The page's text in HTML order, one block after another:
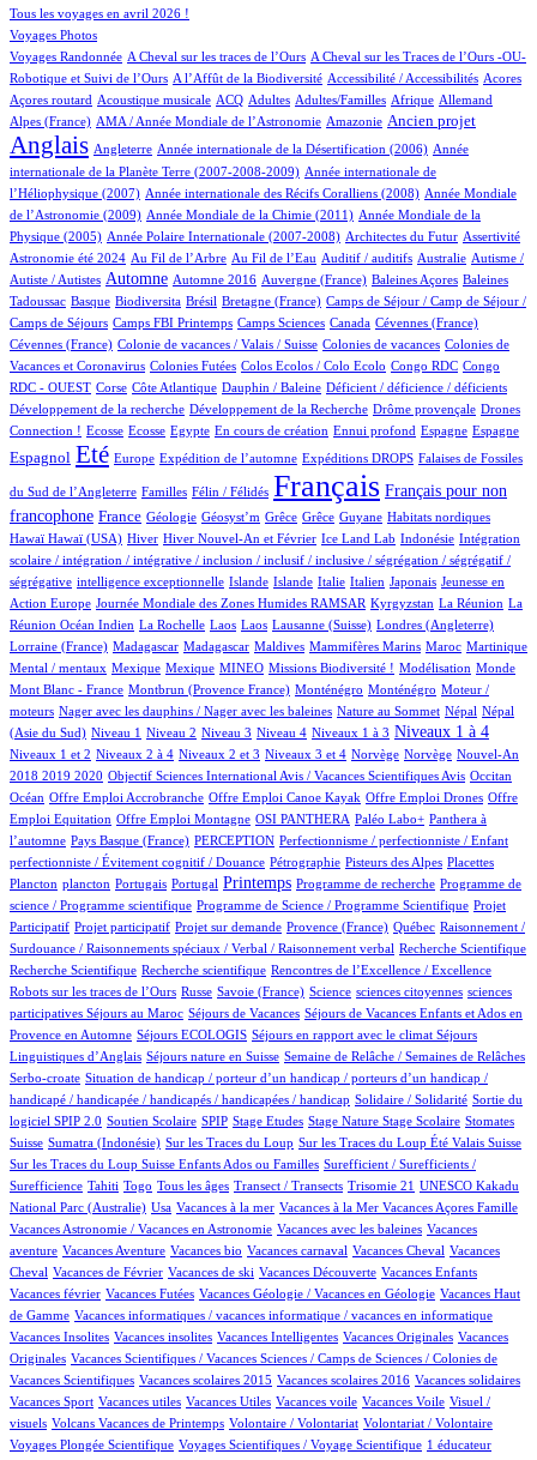
Tous les voyages en avril 2026 !
108/741
Voyages Photos
90/741
Voyages Randonnée
4/741 A Cheval sur les traces de l’Ours
4/741
A Cheval sur les Traces de l’Ours -OU-
Robotique et Suivi de l’Ours
4/741 A l’Affût de la Biodiversité
1/741 Accessibilité / Accessibilités
4/741 Acores
1/741
Açores routard
2/741 Acoustique musicale
47/741 ACQ
26/741 Adultes
12/741 Adultes/Familles
2/741 Afrique
45/741 Allemand
23/741
Alpes (France)
12/741 AMA / Année Mondiale de l’Astronomie
6/741 Amazonie
242/741 Ancien projet
571/741
Anglais
61/741 Angleterre
6/741 Année internationale de la Désertification (2006)
14/741
Année
internationale de la Planète Terre (2007-2008-2009)
4/741
Année internationale de
l’Héliophysique (2007)
1/741 Année internationale des Récifs Coralliens (2008)
11/741
Année Mondiale
de l’Astronomie (2009)
2/741 Année Mondiale de la Chimie (2011)
15/741
Année Mondiale de la
Physique (2005)
5/741 Année Polaire Internationale (2007-2008)
2/741 Architectes du Futur
1/741 Assertivité
19/741
Astronomie été 2024
20/741 Au Fil de l’Arbre
11/741 Au Fil de l’Eau
1/741 Auditif / auditifs
1/741 Australie
1/741
Autisme /
Autiste / Autistes
327/741 Automne
4/741 Automne 2016
5/741 Auvergne (France)
1/741 Baleines Açores
2/741
Baleines
Tadoussac
1/741 Basque
74/741 Biodiversita
1/741 Brésil
12/741 Bretagne (France)
53/741
Camps de Séjour / Camp de Séjour /
Camps de Séjours
3/741 Camps FBI Printemps
9/741 Camps Sciences
7/741 Canada
3/741 Cévennes (France)
2/741
Cévennes (France)
1/741 Colonie de vacances / Valais / Suisse
3/741 Colonies de vacances
3/741
Colonies de
Vacances et Coronavirus
1/741 Colonies Futées
1/741 Colos Ecolos / Colo Ecolo
1/741 Congo RDC
2/741
Congo
RDC - OUEST
1/741 Corse
16/741 Côte Atlantique
1/741 Dauphin / Baleine
1/741 Déficient / déficience / déficients
1/741
Développement de la recherche
1/741 Développement de la Recherche
1/741 Drôme provençale
21/741
Drones
Connection !
1/741 Ecosse
1/741 Ecosse
1/741 Egypte
15/741 En cours de création
1/741 Ennui profond
32/741 Espagne
16/741 Espagne
188/741
Espagnol
553/741 Eté
11/741 Europe
90/741 Expédition de l’automne
145/741 Expéditions DROPS
3/741 Falaises de Fossiles
du Sud de l’Angleterre Familles Félin / Félidés Français Français pour non
francophone
242/741 France
39/741 Géologie
1/741 Géosyst’m
2/741 Grêce
2/741 Grêce
1/741 Guyane
2/741 Habitats nordiques
1/741
Hawaï
1/741Hawaï (USA)
126/741 Hiver
18/741 Hiver Nouvel-An et Février
11/741 Ice Land Lab
1/741 Indonésie
1/741
Intégration
scolaire / intégration / intégrative / inclusion / inclusif / inclusive / ségrégation / ségrégatif /
ségrégative
1/741 intelligence exceptionnelle
12/741 Islande
11/741 Islande
6/741 Italie
52/741 Italien
4/741 Japonais
2/741
Jeunesse en
Action Europe
5/741 Journée Mondiale des Zones Humides RAMSAR
48/741 Kyrgyzstan
4/741 La Réunion
3/741
La
Réunion Océan Indien
1/741 La Rochelle
1/741 Laos
1/741 Laos
5/741 Lausanne (Suisse)
58/741 Londres (Angleterre)
2/741
Lorraine (France)
8/741 Madagascar
8/741 Madagascar
3/741 Maldives
1/741 Mammifères Marins
9/741 Maroc
11/741 Martinique
1/741
Mental / mentaux
1/741 Mexique
1/741 Mexique
30/741 MINEO
33/741 Missions Biodiversité !
1/741 Modélisation
3/741 Monde
1/741
Mont Blanc - France
7/741 Montbrun (Provence France)
10/741 Monténégro
10/741 Monténégro
1/741
Moteur /
moteurs
1/741 Nager avec les dauphins / Nager avec les baleines
2/741 Nature au Sommet
12/741 Népal
12/741
Népal
(Asie du Sud)
13/741 Niveau 1
14/741 Niveau 2
9/741 Niveau 3
62/741 Niveau 4
81/741 Niveaux 1 à 3
331/741 Niveaux 1 à 4
10/741
Niveaux 1 et 2
56/741 Niveaux 2 à 4
12/741 Niveaux 2 et 3
143/741 Niveaux 3 et 4
2/741 Norvège
2/741 Norvège
14/741
Nouvel-An
2018 2019 2020
1/741 Objectif Sciences International Avis / Vacances Scientifiques Avis
8/741 Occitan
112/741
Océan
1/741Offre Emploi Accrobranche
1/741 Offre Emploi Canoe Kayak
1/741 Offre Emploi Drones
1/741
Offre
Emploi Equitation
1/741 Offre Emploi Montagne
56/741 OSI PANTHERA
68/741 Paléo Labo+
55/741
Panthera à
l’automne
4/741 Pays Basque (France)
42/741 PERCEPTION
1/741
Perfectionnisme / perfectionniste / Enfant
perfectionniste / Évitement cognitif / Douance
6/741 Pétrographie
7/741 Pisteurs des Alpes
3/741 Placettes
1/741
Plancton
1/741 plancton
12/741 Portugais
2/741 Portugal
327/741 Printemps
1/741 Programme de recherche
1/741
Programme de
science / Programme scientifique
2/741 Programme de Science / Programme Scientifique
1/741
Projet
Participatif
1/741 Projet participatif
14/741 Projet sur demande
58/741 Provence (France)
4/741 Québec
1/741
Raisonnement /
Surdouance / Raisonnements spéciaux / Verbal / Raisonnement verbal
1/741 Recherche Scientifique
1/741
Recherche Scientifique
1/741 Recherche scientifique
1/741 Rencontres de l’Excellence / Excellence
4/741
Robots sur les traces de l’Ours
48/741 Russe
3/741 Savoie (France)
7/741 Science
1/741 sciences citoyennes
1/741
sciences
participatives
3/741 Séjours au Maroc
47/741 Séjours de Vacances
47/741
Séjours de Vacances Enfants et Ados en
Provence en Automne
3/741 Séjours ECOLOGIS
19/741 Séjours en rapport avec le climat
73/741
Séjours
Linguistiques d’Anglais
10/741 Séjours nature en Suisse
47/741 Semaine de Relâche / Semaines de Relâches
10/741
Serbo-croate
1/741
Situation de handicap / porteur d’un handicap / porteurs d’un handicap /
handicapé / handicapée / handicapés / handicapées / handicap
2/741 Solidaire / Solidarité
3/741
Sortie du
logiciel SPIP 2.0
49/741 Soutien Scolaire
3/741 SPIP
1/741 Stage Etudes
1/741 Stage Nature
7/741 Stage Scolaire
1/741 Stomates
125/741
Suisse
7/741Sumatra (Indonésie)
2/741 Sur les Traces du Loup
9/741 Sur les Traces du Loup Été Valais Suisse
7/741
Sur les Traces du Loup Suisse Enfants Ados ou Familles
1/741
Surefficient / Surefficients /
Surefficience
22/741 Tahiti
6/741 Togo
13/741 Tous les âges
47/741 Transect / Transects
1/741 Trisomie 21
1/741
UNESCO Kakadu
National Parc (Australie)
13/741 Usa
1/741 Vacances à la mer
1/741 Vacances à la Mer
1/741 Vacances Açores Famille
18/741
Vacances Astronomie / Vacances en Astronomie
1/741 Vacances avec les baleines
1/741
Vacances
aventure
7/741 Vacances Aventure
1/741 Vacances bio
1/741 Vacances carnaval
53/741 Vacances Cheval
1/741
Vacances
Cheval
17/741Vacances de Février
1/741 Vacances de ski
1/741 Vacances Découverte
17/741 Vacances Enfants
1/741
Vacances février
2/741 Vacances Futées
23/741 Vacances Géologie / Vacances en Géologie
1/741
Vacances Haut
de Gamme
1/741 Vacances informatiques / vacances informatique / vacances en informatique
1/741
Vacances Insolites
1/741 Vacances insolites
1/741 Vacances Intelligentes
2/741 Vacances Originales
1/741
Vacances
Originales
7/741
Vacances Scientifiques / Vacances Sciences / Camps de Sciences / Colonies de
Vacances Scientifiques
1/741 Vacances scolaires 2015
1/741 Vacances scolaires 2016
1/741 Vacances solidaires
1/741
Vacances Sport
1/741 Vacances utiles
1/741 Vacances Utiles
1/741 Vacances voile
1/741 Vacances Voile
1/741
Visuel /
visuels
7/741Volcans Vacances de Printemps
1/741 Volontaire / Volontariat
1/741 Volontariat / Volontaire
50/741
Voyages Plongée Scientifique
9/741 Voyages Scientifiques / Voyage Scientifique
77/741
1 éducateur